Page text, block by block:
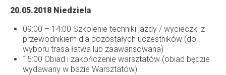
20.05.2018 Niedziela
09:00 – 14:00 Szkolenie techniki jazdy / wycieczki z
przewodnikiem dla pozostałych uczestników (do
wyboru trasa łatwa lub zaawansowana)
15:00 Obiad i zakończenie warsztatów (obiad będzie
wydawany w bazie Warsztatów)